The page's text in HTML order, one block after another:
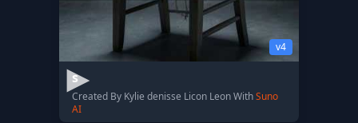
v4
s
Created By Kylie denisse Licon Leon WithSuno
AI